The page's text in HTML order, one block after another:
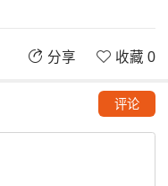
分享 收藏 0
评论